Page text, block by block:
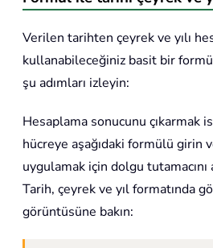
Verilen tarihten çeyrek ve yılı
kullanabileceğiniz basit bir
şu adımları izleyin:
Hesaplama sonucunu çıkarmak
hücreye aşağıdaki formülü girin
uygulamak için dolgu
Tarih, çeyrek ve yıl formatında
görüntüsüne bakın: